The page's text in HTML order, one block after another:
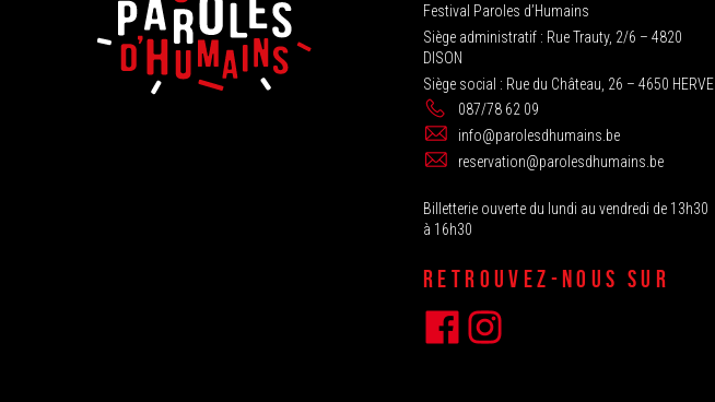
Festival Paroles d’Humains
Siège administratif : Rue Trauty, 2/6 – 4820
DISON
Siège social : Rue du Château, 26 – 4650 HERVE
087/78 62 09
info@parolesdhumains.be
reservation@parolesdhumains.be
Billetterie ouverte du lundi au vendredi de 13h30
à 16h30
RETROUVEZ-NOUS SUR